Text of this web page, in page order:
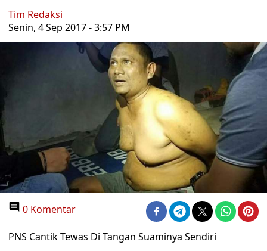
Tim Redaksi
Senin, 4 Sep 2017 - 3:57 PM
0 Komentar
PNS Cantik Tewas Di Tangan Suaminya Sendiri